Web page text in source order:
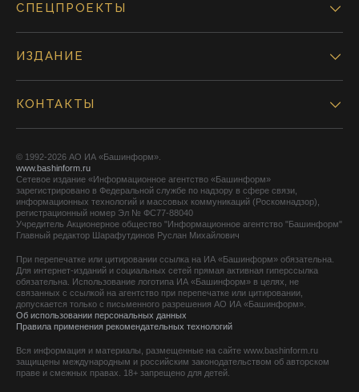
СПЕЦПРОЕКТЫ
ИЗДАНИЕ
КОНТАКТЫ
© 1992-2026 АО ИА «Башинформ».
www.bashinform.ru
Сетевое издание «Информационное агентство «Башинформ»
зарегистрировано в Федеральной службе по надзору в сфере связи,
информационных технологий и массовых коммуникаций (Роскомнадзор),
регистрационный номер Эл № ФС77-88040
Учредитель Акционерное общество "Информационное агентство "Башинформ"
Главный редактор Шарафутдинов Руслан Михайлович
При перепечатке или цитировании ссылка на ИА «Башинформ» обязательна.
Для интернет-изданий и социальных сетей прямая активная гиперссылка
обязательна. Использование логотипа ИА «Башинформ» в целях, не
связанных с ссылкой на агентство при перепечатке или цитировании,
допускается только с письменного разрешения АО ИА «Башинформ».
Об использовании персональных данных
Правила применения рекомендательных технологий
Вся информация и материалы, размещенные на сайте www.bashinform.ru
защищены международным и российским законодательством об авторском
праве и смежных правах. 18+ запрещено для детей.